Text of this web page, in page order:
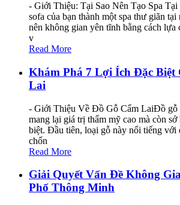
- Giới Thiệu: Tại Sao Nên Tạo Spa
sofa của bạn thành một spa thư giãn
nên không gian yên tĩnh bằng cách lựa
v
Read More
Khám Phá 7 Lợi Ích Đặc Biệt
Lai
- Giới Thiệu Về Đồ Gỗ Cẩm LaiĐồ gỗ
mang lại giá trị thẩm mỹ cao mà còn
biệt. Đầu tiên, loại gỗ này nổi tiếng với
chốn
Read More
Giải Quyết Vấn Đề Không
Phố Thông Minh